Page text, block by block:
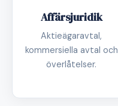
Affärsjuridik
Aktieägaravtal,
kommersiella avtal och
överlåtelser.